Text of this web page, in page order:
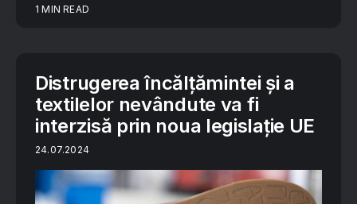
1 MIN READ
Distrugerea încălțămintei și a
textilelor nevândute va fi
interzisă prin noua legislație UE
24.07.2024